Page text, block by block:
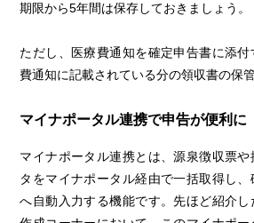
期限から5年間は保存しておきましょう。
ただし、医療費通知を確定申告書に添
費通知に記載されている分の領収書の保
マイナポータル連携で申告が便利に
マイナポータル連携とは、源泉徴収票
タをマイナポータル経由で一括取得し
へ自動入力する機能です。先ほど紹介